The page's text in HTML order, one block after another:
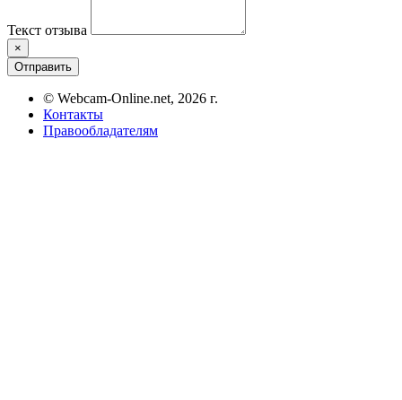
Текст отзыва
×
Отправить
© Webcam-Online.net, 2026 г.
Контакты
Правообладателям